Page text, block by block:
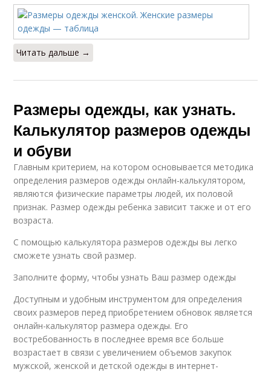
Читать дальше →
Размеры одежды, как узнать.
Калькулятор размеров одежды
и обуви
Главным критерием, на котором основывается методика
определения размеров одежды онлайн-калькулятором,
являются физические параметры людей, их половой
признак. Размер одежды ребенка зависит также и от его
возраста.
С помощью калькулятора размеров одежды вы легко
сможете узнать свой размер.
Заполните форму, чтобы узнать Ваш размер одежды
Доступным и удобным инструментом для определения
своих размеров перед приобретением обновок является
онлайн-калькулятор размера одежды. Его
востребованность в последнее время все больше
возрастает в связи с увеличением объемов закупок
мужской, женской и детской одежды в интернет-